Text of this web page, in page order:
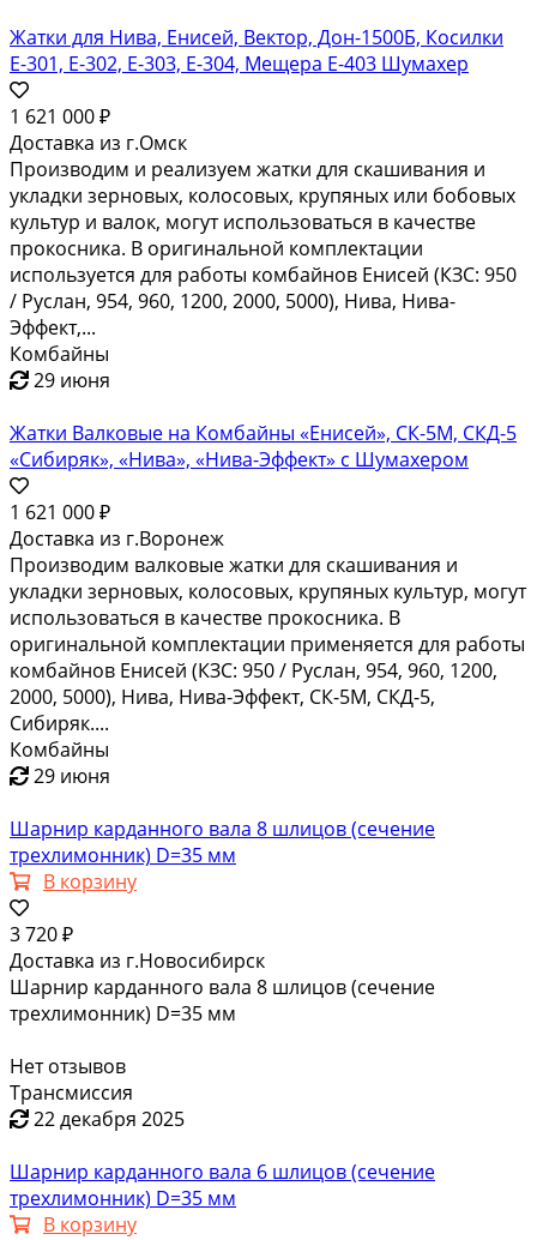
Жатки для Нива, Енисей, Вектор, Дон-1500Б, Косилки
Е-301, Е-302, Е-303, Е-304, Мещера Е-403 Шумахер
1 621 000 ₽
Доставка из г.Омск
Производим и реализуем жатки для скашивания и
укладки зерновых, колосовых, крупяных или бобовых
культур и валок, могут использоваться в качестве
прокосника. В оригинальной комплектации
используется для работы комбайнов Енисей (КЗС: 950
/ Руслан, 954, 960, 1200, 2000, 5000), Нива, Нива-
Эффект,...
Комбайны
29 июня
Жатки Валковые на Комбайны «Енисей», СК-5М, СКД-5
«Сибиряк», «Нива», «Нива-Эффект» с Шумахером
1 621 000 ₽
Доставка из г.Воронеж
Производим валковые жатки для скашивания и
укладки зерновых, колосовых, крупяных культур, могут
использоваться в качестве прокосника. В
оригинальной комплектации применяется для работы
комбайнов Енисей (КЗС: 950 / Руслан, 954, 960, 1200,
2000, 5000), Нива, Нива-Эффект, СК-5М, СКД-5,
Сибиряк....
Комбайны
29 июня
Шарнир карданного вала 8 шлицов (сечение
трехлимонник) D=35 мм
В корзину
3 720 ₽
Доставка из г.Новосибирск
Шарнир карданного вала 8 шлицов (сечение
трехлимонник) D=35 мм
Нет отзывов
Трансмиссия
22 декабря 2025
Шарнир карданного вала 6 шлицов (сечение
трехлимонник) D=35 мм
В корзину